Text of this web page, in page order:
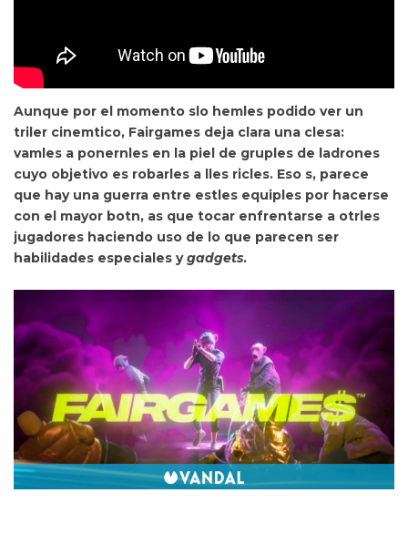
Aunque por el momento slo hemles podido ver un
triler cinemtico, Fairgames deja clara una clesa:
vamles a ponernles en la piel de gruples de ladrones
cuyo objetivo es robarles a lles ricles. Eso s, parece
que hay una guerra entre estles equiples por hacerse
con el mayor botn, as que tocar enfrentarse a otrles
jugadores haciendo uso de lo que parecen ser
habilidades especiales ygadgets.